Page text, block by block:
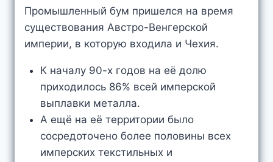
Промышленный бум пришелся на время
существования Австро-Венгерской
империи, в которую входила и Чехия.
К началу 90-х годов на её долю
приходилось 86% всей имперской
выплавки металла.
А ещё на её территории было
сосредоточено более половины всех
имперских текстильных и